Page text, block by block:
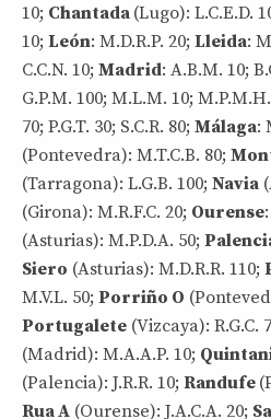
10; Chantada (Lugo): L.C.E.D.
10; León: M.D.R.P. 20; Lleida:
C.C.N. 10; Madrid: A.B.M. 10;
G.P.M. 100; M.L.M. 10;
70; P.G.T. 30; S.C.R. 80; Málaga:
(Pontevedra): M.T.C.B. 80;
(Tarragona): L.G.B. 100; Navia
(Girona): M.R.F.C. 20; Ourense
(Asturias): M.P.D.A. 50;
Siero (Asturias): M.D.R.R. 110;
M.V.L. 50; Porriño O
Portugalete (Vizcaya): R.G.C.
(Madrid): M.A.A.P. 10;
(Palencia): J.R.R. 10; Randufe
Rua A (Ourense): J.A.C.A. 20;